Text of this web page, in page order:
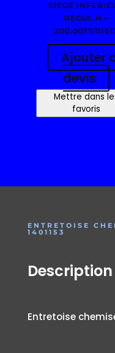
SIEGE
REGUL H –
200.0017/
Ajouter
devis
Mettre dans
favoris
ENTRETOISE
1401153
Entretoise